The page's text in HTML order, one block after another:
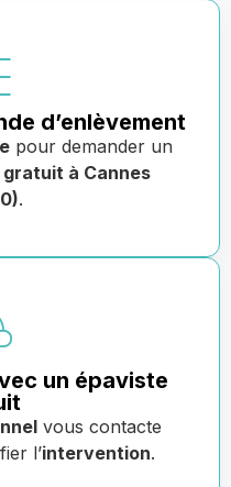
d’enlèvement
pour demander un
gratuit à Cannes
.
un épaviste
vous contacte
l’intervention.